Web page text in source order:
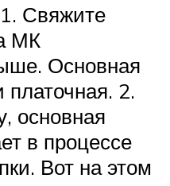
Свяжите
МК
Основная
платочная. 2.
основная
в процессе
Вот на этом